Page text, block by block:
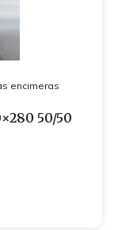
encimeras
50/50